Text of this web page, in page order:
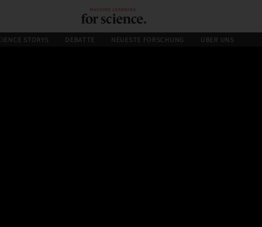
STORYS DEBATTE NEUESTE FORSCHUNG ÜBER UNS